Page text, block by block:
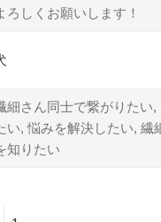
ろしくお願いします！
細さん同士で繋がりたい,
い, 悩みを解決したい, 繊
知りたい